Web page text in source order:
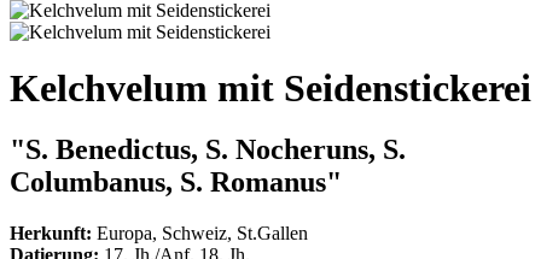
Kelchvelum mit Seidenstickerei
"S. Benedictus, S. Nocheruns, S.
Columbanus, S. Romanus"
Herkunft: Europa, Schweiz, St.Gallen
Datierung: 17. Jh./Anf. 18. Jh.